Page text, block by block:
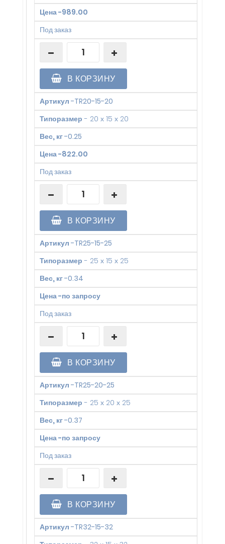
Цена-989.00
Под заказ
В КОРЗИНУ
Артикул -TR20-15-20
Типоразмер - 20 х 15 х 20
Вес, кг-0.25
Цена-822.00
Под заказ
В КОРЗИНУ
Артикул -TR25-15-25
Типоразмер - 25 х 15 х 25
Вес, кг-0.34
Цена-по запросу
Под заказ
В КОРЗИНУ
Артикул -TR25-20-25
Типоразмер - 25 х 20 х 25
Вес, кг-0.37
Цена-по запросу
Под заказ
В КОРЗИНУ
Артикул -TR32-15-32